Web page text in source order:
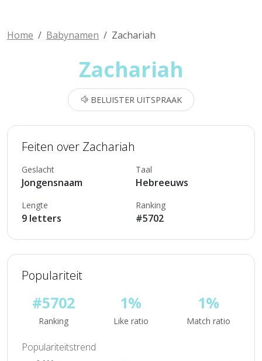
Home Babynamen Zachariah
Zachariah
BELUISTER UITSPRAAK
Feiten over Zachariah
Geslacht
Jongensnaam
Taal
Hebreeuws
Lengte
9 letters
Ranking
#5702
Populariteit
#5702
Ranking
1%
Like ratio
1%
Match ratio
Populariteitstrend